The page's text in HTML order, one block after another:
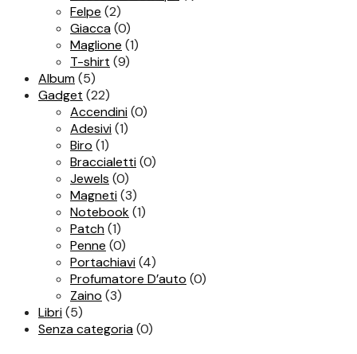
Felpe (2)
Giacca(0)
Maglione (1)
T-shirt (9)
Album(5)
Gadget (22)
Accendini(0)
Adesivi(1)
Biro (1)
Braccialetti(0)
Jewels (0)
Magneti(3)
Notebook(1)
Patch(1)
Penne (0)
Portachiavi(4)
Profumatore D’auto (0)
Zaino (3)
Libri(5)
Senza categoria(0)